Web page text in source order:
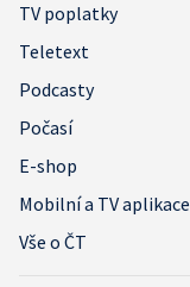
TV poplatky
Teletext
Podcasty
Počasí
E-shop
Mobilní a TV aplikace
Vše o ČT